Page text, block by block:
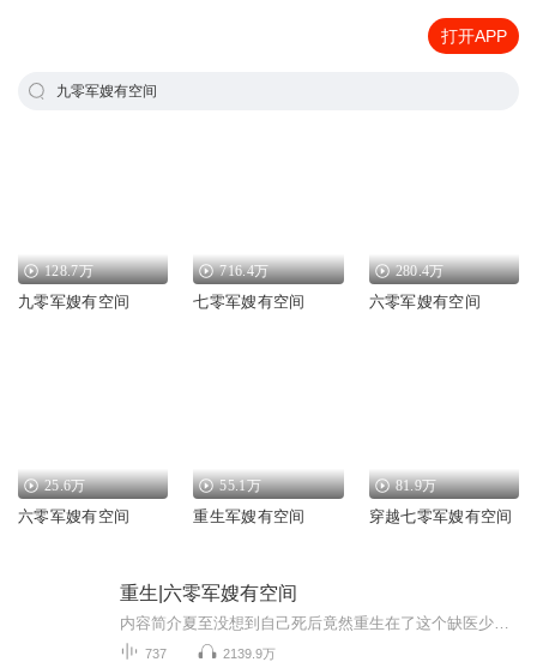
打开APP
九零军嫂有空间
128.7万
九零军嫂有空间
716.4万
七零军嫂有空间
280.4万
六零军嫂有空间
25.6万
六零军嫂有空间
55.1万
重生军嫂有空间
81.9万
穿越七零军嫂有空间
重生|六零军嫂有空间
737 2139.9万